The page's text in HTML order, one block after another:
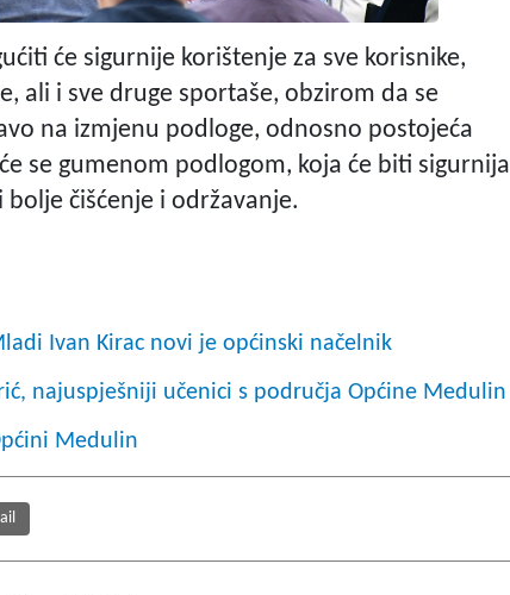
će sigurnije korištenje za sve korisnike,
ali i sve druge sportaše, obzirom da se
na izmjenu podloge, odnosno postojeća
se gumenom podlogom, koja će biti sigurnija
bolje čišćenje i održavanje.
Ivan Kirac novi je općinski načelnik
najuspješniji učenici s područja Općine Medulin
Medulin